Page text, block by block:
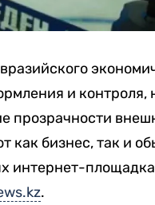
и контроля,
как бизнес, так и
интернет-
.